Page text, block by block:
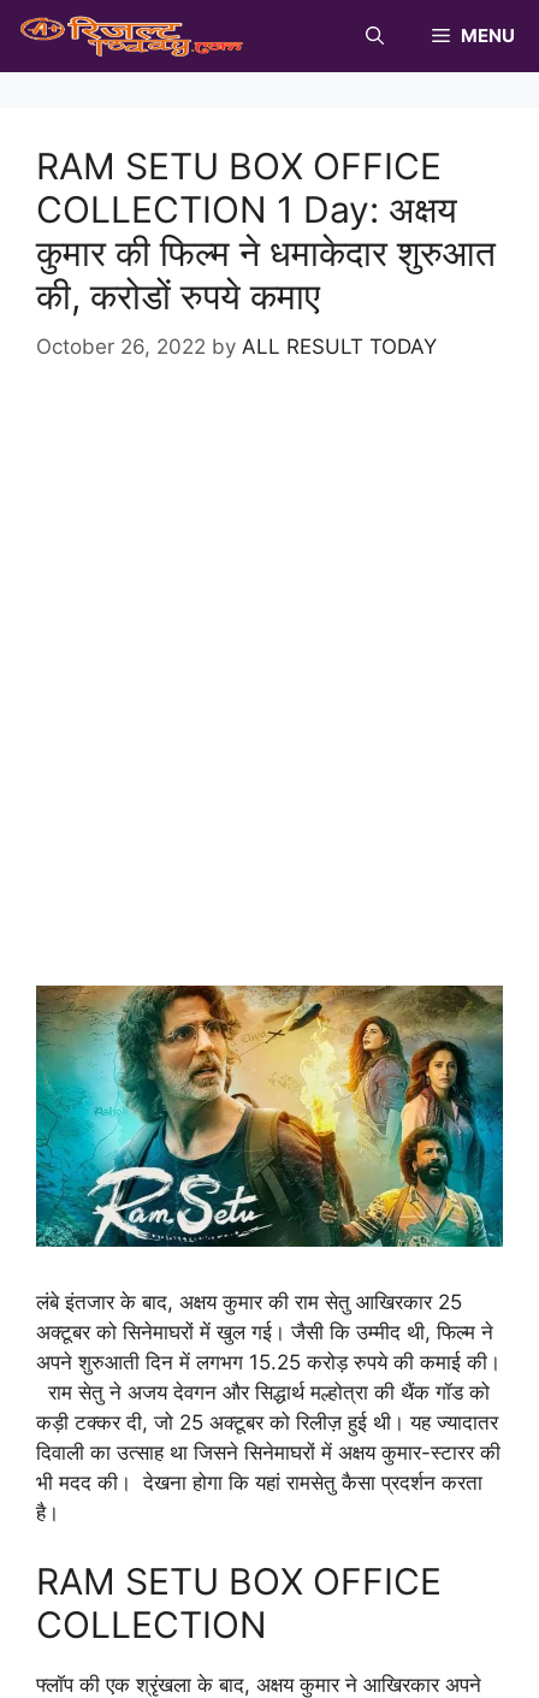
Skip
content
MENU
RAM SETU BOX OFFICE
COLLECTION 1 Day: अक्षय
कुमार की फिल्म ने धमाकेदार शुरुआत
की, करोडों रुपये कमाए
October 26, 2022 by ALL RESULT TODAY
लंबे इंतजार के बाद, अक्षय कुमार की राम सेतु आखिरकार 25
अक्टूबर को सिनेमाघरों में खुल गई। जैसी कि उम्मीद थी, फिल्म ने
अपने शुरुआती दिन में लगभग 15.25 करोड़ रुपये की कमाई की।
राम सेतु ने अजय देवगन और सिद्धार्थ मल्होत्रा ​​की थैंक गॉड को
कड़ी टक्कर दी, जो 25 अक्टूबर को रिलीज़ हुई थी। यह ज्यादातर
दिवाली का उत्साह था जिसने सिनेमाघरों में अक्षय कुमार-स्टारर की
भी मदद की। देखना होगा कि यहां रामसेतु कैसा प्रदर्शन करता
है।
RAM SETU BOX OFFICE
COLLECTION
फ्लॉप की एक श्रृंखला के बाद, अक्षय कुमार ने आखिरकार अपने